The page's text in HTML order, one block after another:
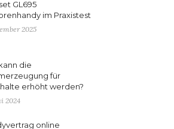
GL695
im Praxistest
2025
die
für
erhöht werden?
2024
online